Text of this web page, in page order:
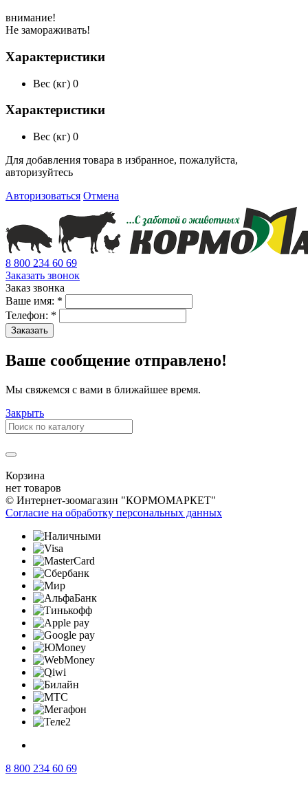
внимание!
Не замораживать!
Характеристики
Вес (кг) 0
Характеристики
Вес (кг) 0
Для добавления товара в избранное, пожалуйста,
авторизуйтесь
Авторизоваться Отмена
8 800 234 60 69
Заказать звонок
Заказ звонка
Ваше имя: *
Телефон: *
Заказать
Ваше сообщение отправлено!
Мы свяжемся с вами в ближайшее время.
Закрыть
Корзина
нет товаров
© Интернет-зоомагазин "КОРМОМАРКЕТ"
Согласие на обработку персональных данных
8 800 234 60 69